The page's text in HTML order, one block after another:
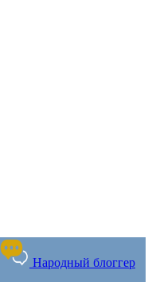
Народный блоггер